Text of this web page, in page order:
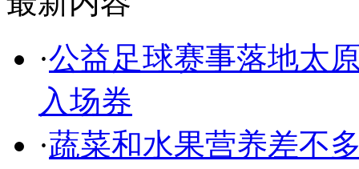
·公益足球赛事落地太
入场券
·蔬菜和水果营养差不